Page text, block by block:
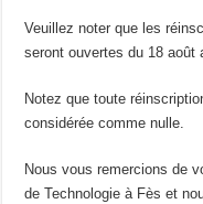
Veuillez noter que les
seront ouvertes du 18 août
Notez que toute
considérée comme nulle.
Nous vous remercions de
de Technologie à Fès et